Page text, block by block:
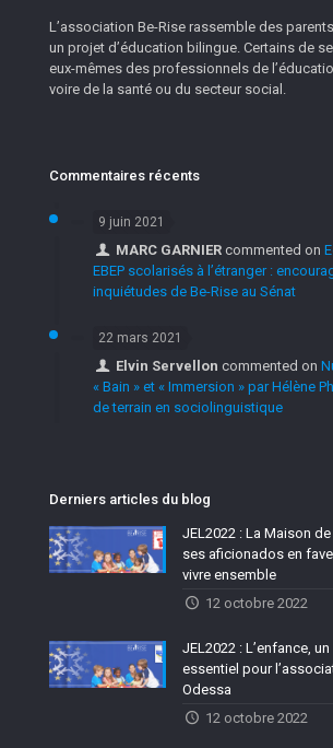
L’association Be-Rise rassemble des
un projet d’éducation bilingue. Certains de
eux-mêmes des professionnels de
voire de la santé ou du secteur social.
Commentaires récents
9 juin 2021
MARC GARNIER commented on
EBEP scolarisés à l’étranger :
inquiétudes de Be-Rise au Sénat
22 mars 2021
Elvin Servellon commented on
« Bain » et « Immersion » par Hélène
de terrain en sociolinguistique
Derniers articles du blog
JEL2022 : La Maison
ses aficionados en
vivre ensemble
12 octobre 2022
JEL2022 : L’enfance,
essentiel pour
Odessa
12 octobre 2022